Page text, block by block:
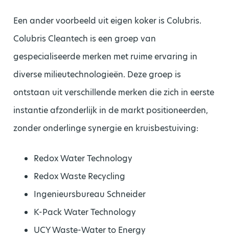
Een ander voorbeeld uit eigen koker is Colubris.
Colubris Cleantech is een groep van
gespecialiseerde merken met ruime ervaring in
diverse milieutechnologieën. Deze groep is
ontstaan uit verschillende merken die zich in eerste
instantie afzonderlijk in de markt positioneerden,
zonder onderlinge synergie en kruisbestuiving:
Redox Water Technology
Redox Waste Recycling
Ingenieursbureau Schneider
K-Pack Water Technology
UCY Waste-Water to Energy